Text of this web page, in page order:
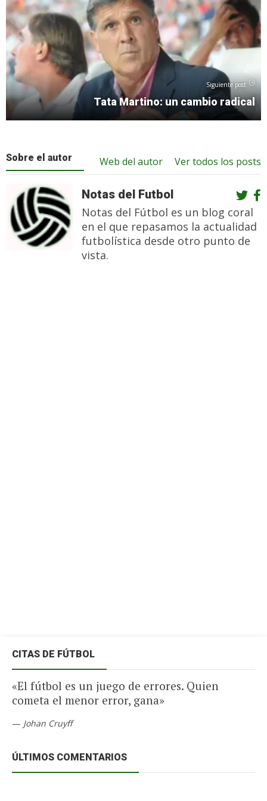
Siguiente post
Tata Martino: un cambio radical
Sobre el autor Ver todos los posts
Web del autor
Notas del Futbol
Notas del Fútbol es un blog coral
en el que repasamos la actualidad
futbolística desde otro punto de
vista.
CITAS DE FÚTBOL
«El fútbol es un juego de errores. Quien
cometa el menor error, gana»
— Johan Cruyff
ÚLTIMOS COMENTARIOS